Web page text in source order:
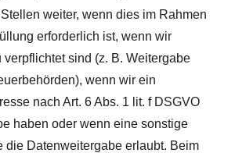
weiter, wenn dies im Rahmen
erforderlich ist, wenn wir
sind (z. B. Weitergabe
wenn wir ein
nach Art. 6 Abs. 1 lit. f DSGVO
haben oder wenn eine sonstige
die Datenweitergabe erlaubt. Beim